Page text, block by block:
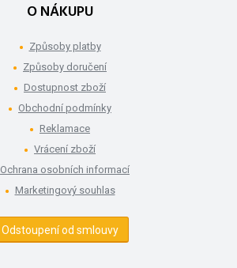
O NÁKUPU
Způsoby platby
Způsoby doručení
Dostupnost zboží
Obchodní podmínky
Reklamace
Vrácení zboží
Ochrana osobních informací
Marketingový souhlas
Odstoupení od smlouvy